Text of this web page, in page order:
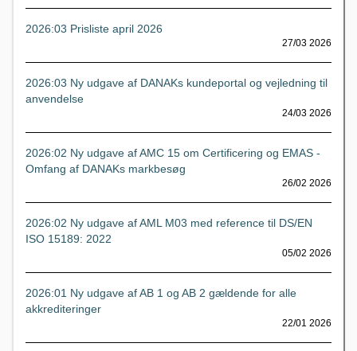
2026:03 Prisliste april 2026
27/03 2026
2026:03 Ny udgave af DANAKs kundeportal og vejledning til
anvendelse
24/03 2026
2026:02 Ny udgave af AMC 15 om Certificering og EMAS -
Omfang af DANAKs markbesøg
26/02 2026
2026:02 Ny udgave af AML M03 med reference til DS/EN
ISO 15189: 2022
05/02 2026
2026:01 Ny udgave af AB 1 og AB 2 gældende for alle
akkrediteringer
22/01 2026